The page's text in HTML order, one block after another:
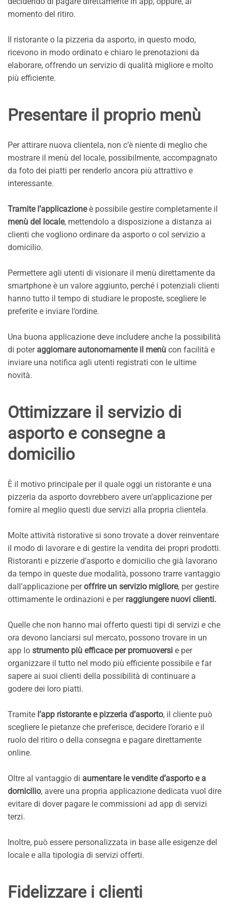
momento del ritiro.
Il ristorante o la pizzeria da asporto, in questo modo,
ricevono in modo ordinato e chiaro le prenotazioni da
elaborare, offrendo un servizio di qualità migliore e molto
più efficiente.
Presentare il proprio menù
Per attirare nuova clientela, non c’è niente di meglio che
mostrare il menù del locale, possibilmente, accompagnato
da foto dei piatti per renderlo ancora più attrattivo e
interessante.
Tramite l’applicazioneè possibile gestire completamente il
menù del locale, mettendolo a disposizione a distanza ai
clienti che vogliono ordinare da asporto o col servizio a
domicilio.
Permettere agli utenti di visionare il menù direttamente da
smartphone è un valore aggiunto, perché i potenziali clienti
hanno tutto il tempo di studiare le proposte, scegliere le
preferite e inviare l’ordine.
Una buona applicazione deve includere anche la possibilità
di poter aggiornare autonomamente il menù con facilità e
inviare una notifica agli utenti registrati con le ultime
novità.
Ottimizzare il servizio di
asporto e consegne a
domicilio
È il motivo principale per il quale oggi un ristorante e una
pizzeria da asporto dovrebbero avere un’applicazione per
fornire al meglio questi due servizi alla propria clientela.
Molte attività ristorative si sono trovate a dover reinventare
il modo di lavorare e di gestire la vendita dei propri prodotti.
Ristoranti e pizzerie d’asporto e domicilio che già lavorano
da tempo in queste due modalità, possono trarre vantaggio
dall’applicazione peroffrire un servizio migliore, per gestire
ottimamente le ordinazioni e per raggiungere nuovi clienti.
Quelle che non hanno mai offerto questi tipi di servizi e che
ora devono lanciarsi sul mercato, possono trovare in un
app lo strumento più efficace per promuoversi e per
organizzare il tutto nel modo più efficiente possibile e far
sapere ai suoi clienti della possibilità di continuare a
godere dei loro piatti.
Tramite l’app ristorante e pizzeria d’asporto, il cliente può
scegliere le pietanze che preferisce, decidere l’orario e il
ruolo del ritiro o della consegna e pagare direttamente
online.
Oltre al vantaggio di aumentare le vendite d’asporto e a
domicilio, avere una propria applicazione dedicata vuol dire
evitare di dover pagare le commissioni ad app di servizi
terzi.
Inoltre, può essere personalizzata in base alle esigenze del
locale e alla tipologia di servizi offerti.
Fidelizzare i clienti